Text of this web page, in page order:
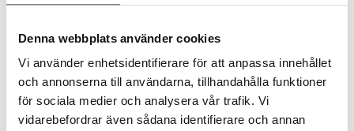
Denna webbplats använder cookies
Vi använder enhetsidentifierare för att anpassa innehållet
och annonserna till användarna, tillhandahålla funktioner
för sociala medier och analysera vår trafik. Vi
vidarebefordrar även sådana identifierare och annan
centrala Kristinehamn.
Ett tidigare förhandsbesked som har löpt ut i tiden som lätta
kan förnyas, Passa på att köpa din rymliga tomt för att bygga
ditt egna drömhus. Tomten är idag registrerad som